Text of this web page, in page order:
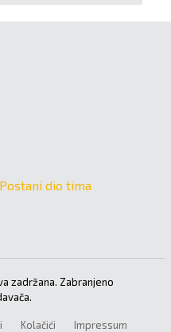
Postani dio tima
zadržana. Zabranjeno
Kolačići Impressum